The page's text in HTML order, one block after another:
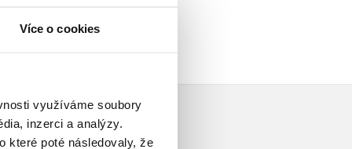
Více o cookies
využíváme soubory
inzerci a analýzy.
které poté následovaly, že